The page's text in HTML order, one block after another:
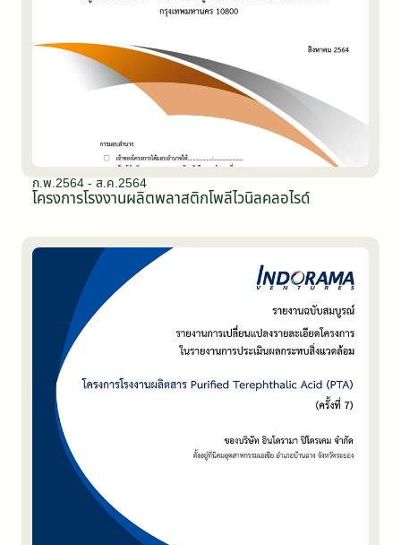
ก.พ.2564 - ส.ค.2564
โครงการโรงงานผลิตพลาสติกโพลีไวนิลคลอไรด์